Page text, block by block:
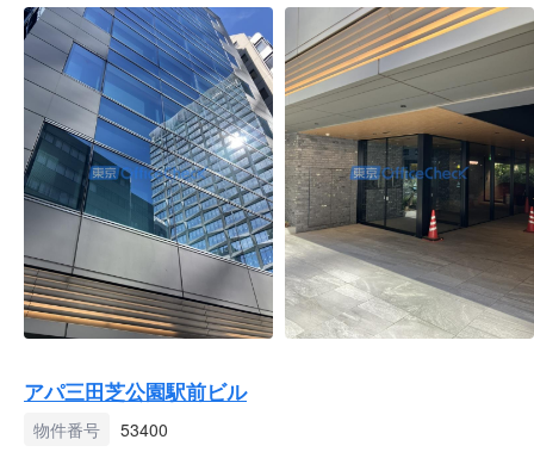
アパ三田芝公園駅前ビル
物件番号
53400